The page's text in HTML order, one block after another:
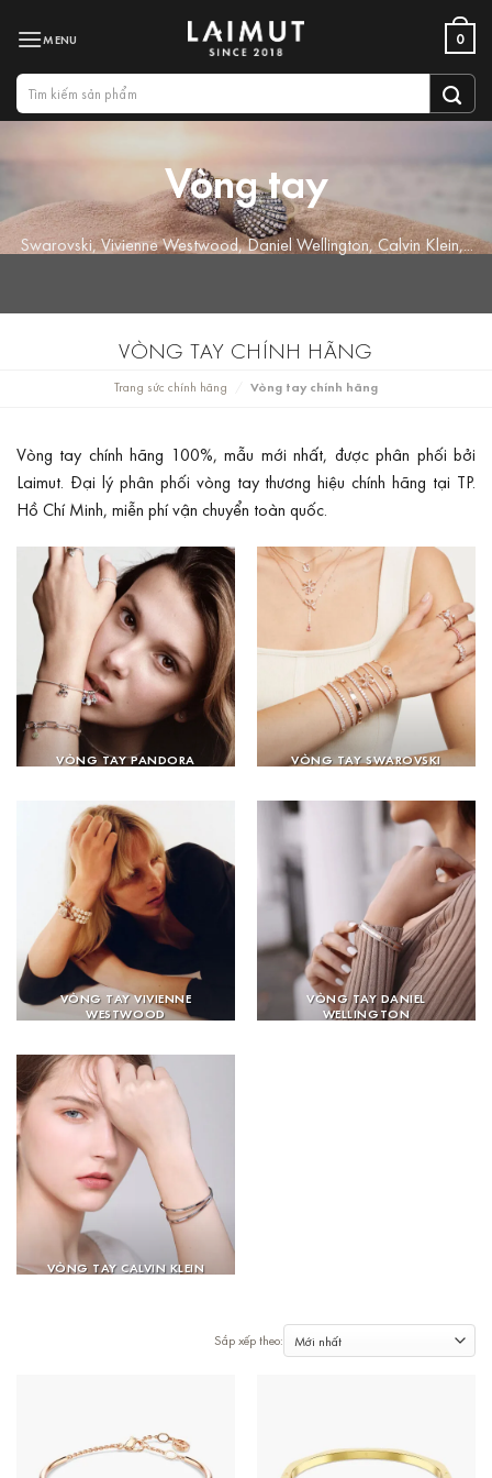
qua
nội
dung
0
Tìm
kiếm:
Vòng tay
Swarovski, Vivienne Westwood, Daniel Wellington, Calvin Klein,...
VÒNG TAY CHÍNH HÃNG
Trang sức chính hãng Vòng tay chính hãng
Vòng tay chính hãng 100%, mẫu mới nhất, được phân phối bởi
Laimut. Đại lý phân phối vòng tay thương hiệu chính hãng tại TP.
Hồ Chí Minh, miễn phí vận chuyển toàn quốc.
VÒNG TAY PANDORA VÒNG TAY SWAROVSKI
VÒNG TAY VIVIENNE
WESTWOOD
VÒNG TAY DANIEL
WELLINGTON
VÒNG TAY CALVIN KLEIN